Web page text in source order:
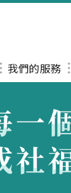
我們的服務